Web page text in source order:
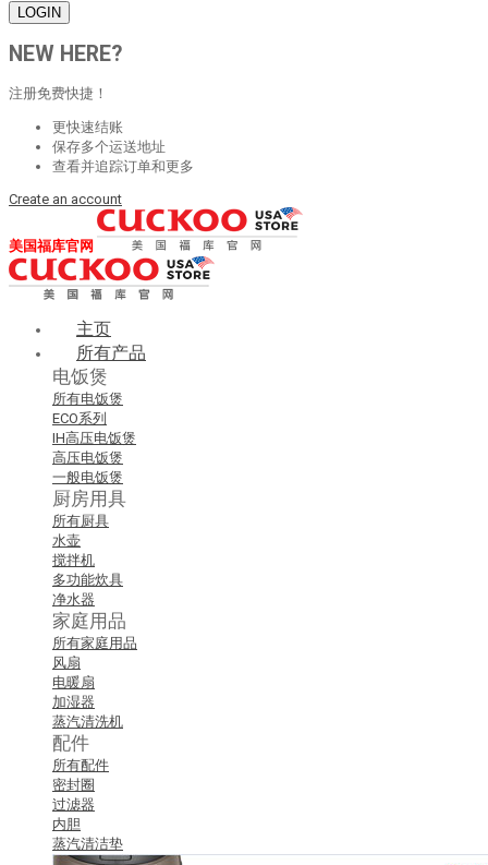
NEW HERE?
注册免费快捷！
更快速结账
保存多个运送地址
查看并追踪订单和更多
Create an account
美国福库官网
主页
所有产品
电饭煲
所有电饭煲
ECO系列
IH高压电饭煲
高压电饭煲
一般电饭煲
厨房用具
所有厨具
水壶
搅拌机
多功能炊具
净水器
家庭用品
所有家庭用品
风扇
电暖扇
加湿器
蒸汽清洗机
配件
所有配件
密封圈
过滤器
内胆
蒸汽清洁垫